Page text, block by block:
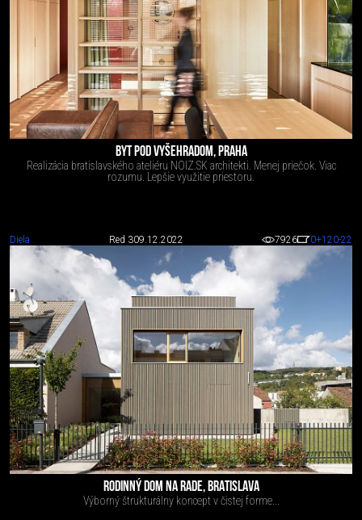
BYT POD VYŠEHRADOM, PRAHA
Realizácia bratislavského ateliéru NOIZ.SK architekti. Menej priečok. Viac
rozumu. Lepšie využitie priestoru.
Diela Red 309.12.2022 7926 0+120-22
RODINNÝ DOM NA RADE, BRATISLAVA
Výborný štrukturálny koncept v čistej forme...